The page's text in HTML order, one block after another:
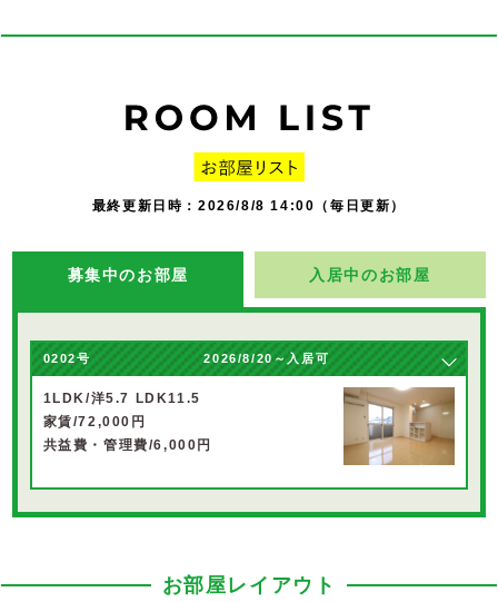
最終更新日時：2026/8/8 14:00（毎日更新）
募集中のお部屋 入居中のお部屋
0202号 2026/8/20～入居可
1LDK/洋5.7 LDK11.5
家賃/72,000円
共益費・管理費/6,000円
お部屋レイアウト